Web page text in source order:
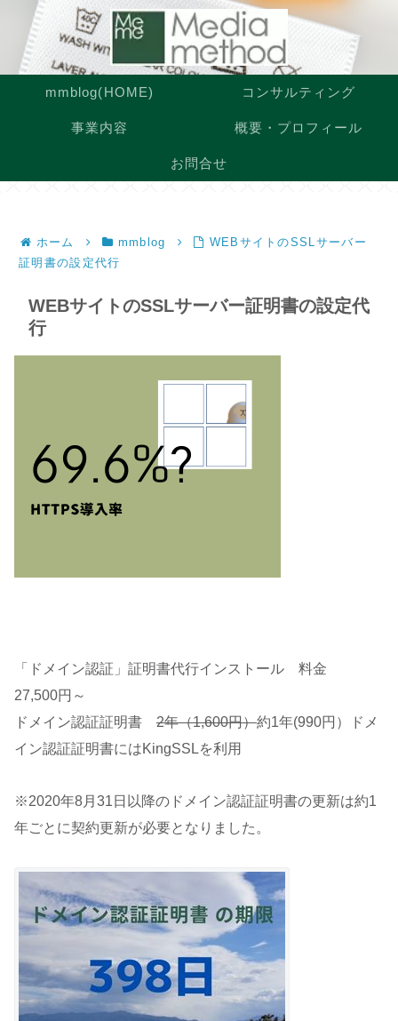
mmblog(HOME) コンサルティング
事業内容 概要・プロフィール
お問合せ
ホーム mmblog
WEBサイトのSSLサーバー
証明書の設定代行
WEBサイトのSSLサーバー証明書の設定代
行
「ドメイン認証」証明書代行インストール 料金
27,500円～
ドメイン認証証明書 2年（1,600円）約1年(990円）ドメ
イン認証証明書にはKingSSLを利用
※2020年8月31日以降のドメイン認証証明書の更新は約1
年ごとに契約更新が必要となりました。